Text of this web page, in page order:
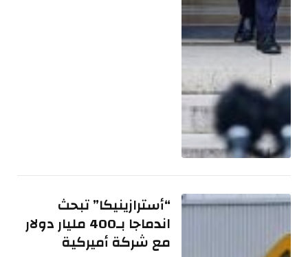
“أسترازينيكا” تبحث
اندماجا بـ400 مليار دولار
مع شركة أميركية